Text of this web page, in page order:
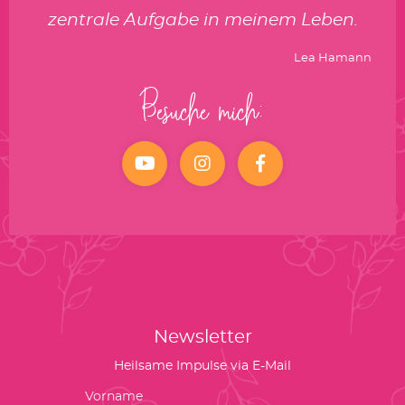
zentrale Aufgabe in meinem Leben.
Lea Hamann
Besuche mich:
YouTube Instagramfacebook
Newsletter
Heilsame Impulse via E-Mail